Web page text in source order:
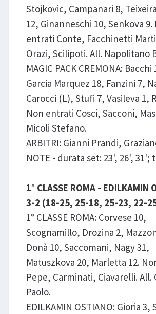
Stojkovic, Campanari 8,
12, Ginanneschi 10, Senkova 9.
entrati Conte, Facchinetti
Orazi, Scilipoti. All. Napolitano
MAGIC PACK CREMONA: Bacchi
Garcia Marquez 18, Fanzini 7,
Carocci (L), Stufi 7, Vasileva 1,
Non entrati Cosci, Sacconi,
Micoli Stefano.
ARBITRI: Gianni Prandi,
NOTE - durata set: 23', 26', 31';
1° CLASSE ROMA - EDILKAMIN
3-2 (18-25, 25-18, 25-23, 22-
1° CLASSE ROMA: Corvese 10,
Scognamillo, Drozina 2,
Donà 10, Saccomani, Nagy 31,
Matuszkova 20, Marletta 12.
Pepe, Carminati, Ciavarelli. All.
Paolo.
EDILKAMIN OSTIANO: Gioria 3,